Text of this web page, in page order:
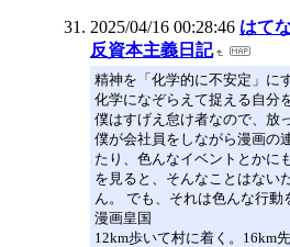
2025/04/16 00:28:46 はて
反資本主義日記
精神を「化学的に不安定」に
化学になぞらえて捉える自分
僕はすげえ怠け者なので、放
僕が会社員をしながら漫画の
たり、色んなイベントとかに
を見ると、そんなことはない
ん。 でも、それは色んな行動
漫画皇国
12km歩いて村に着く。16km